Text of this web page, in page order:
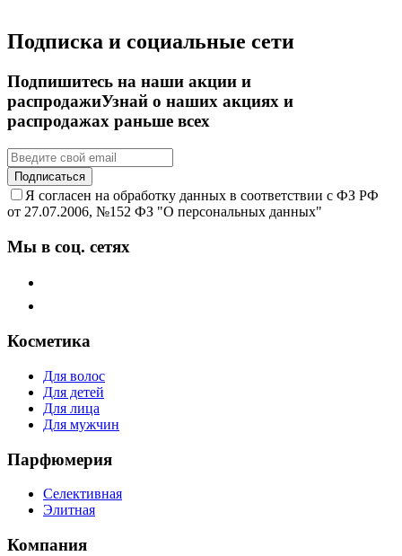
Подписка и социальные сети
Подпишитесь на наши акции и
распродажиУзнай о наших акциях и
распродажах раньше всех
Подписаться
Я согласен на обработку данных в соответствии с ФЗ РФ
от 27.07.2006, №152 ФЗ "О персональных данных"
Мы в соц. сетях
Косметика
Для волос
Для детей
Для лица
Для мужчин
Парфюмерия
Селективная
Элитная
Компания